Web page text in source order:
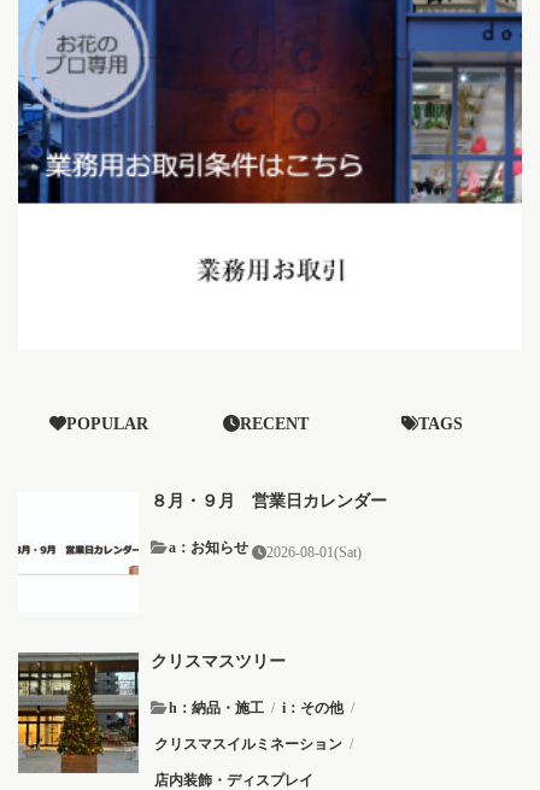
POPULAR RECENT TAGS
８月・９月 営業日カレンダー
a：お知らせ 2026-08-01(Sat)
クリスマスツリー
h：納品・施工 / i：その他 /
クリスマスイルミネーション /
店内装飾・ディスプレイ